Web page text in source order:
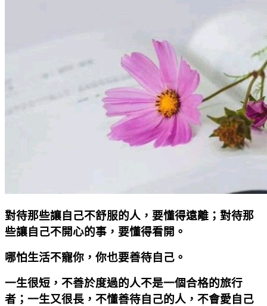
對待那些讓自己不舒服的人，要懂得遠離；對待那
些讓自己不開心的事，要懂得看開。
哪怕生活不寵你，你也要善待自己。
一生很短，不善於度過的人不是一個合格的旅行
者；一生又很長，不懂善待自己的人，不會愛自己